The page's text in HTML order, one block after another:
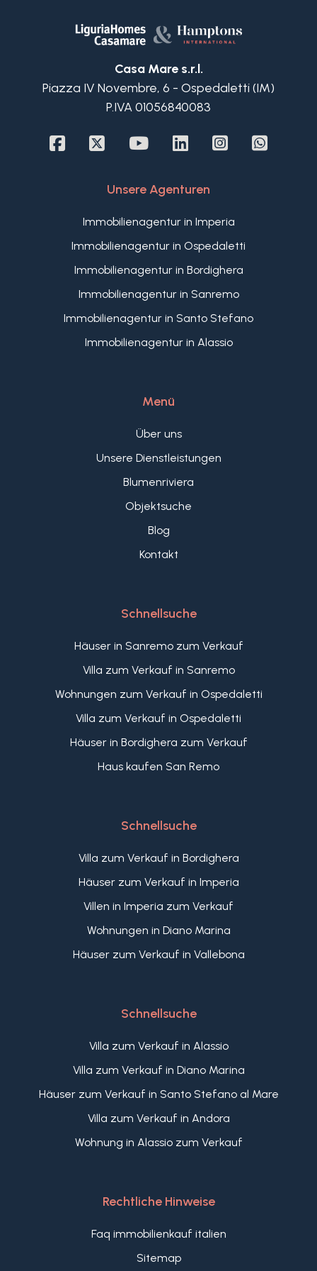
Bordighera bietet dank der kürzlich erfolgten und
sorgfältigen Renovierung gut organisierte und
funktionale Räume. Sie verfügt über eine voll
Badezimmer und einen hellen Wohnbereich, der
sich zu einem herrlichen 42 qm großen
kleine Garten laden zum Verweilen und
verfügt über einen praktischen, unüberdachten
Parkplatz. Das bezugsfertige Objekt liegt nur
wenige Minuten vom Stadtzentrum und den
Stränden entfernt und bietet hervorragendes
Vermietungspotenzial.
Casa Mare s.r.l.
Piazza IV Novembre, 6 - Ospedaletti (IM)
P.IVA 01056840083
Unsere Agenturen
Immobilienagentur in Imperia
Immobilienagentur in Ospedaletti
Immobilienagentur in Bordighera
Immobilienagentur in Sanremo
Immobilienagentur in Santo Stefano
Immobilienagentur in Alassio
Menü
Über uns
Unsere Dienstleistungen
Blumenriviera
Objektsuche
Blog
Kontakt
Schnellsuche
Häuser in Sanremo zum Verkauf
Villa zum Verkauf in Sanremo
Wohnungen zum Verkauf in Ospedaletti
Villa zum Verkauf in Ospedaletti
Häuser in Bordighera zum Verkauf
Haus kaufen San Remo
Schnellsuche
Villa zum Verkauf in Bordighera
Häuser zum Verkauf in Imperia
Villen in Imperia zum Verkauf
Wohnungen in Diano Marina
Häuser zum Verkauf in Vallebona
Schnellsuche
Villa zum Verkauf in Alassio
Villa zum Verkauf in Diano Marina
Häuser zum Verkauf in Santo Stefano al Mare
Villa zum Verkauf in Andora
Wohnung in Alassio zum Verkauf
Rechtliche Hinweise
Faq immobilienkauf italien
Sitemap